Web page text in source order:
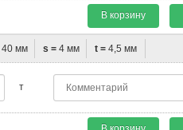
В корзину
40 мм s = 4 мм t =4,5 мм
т